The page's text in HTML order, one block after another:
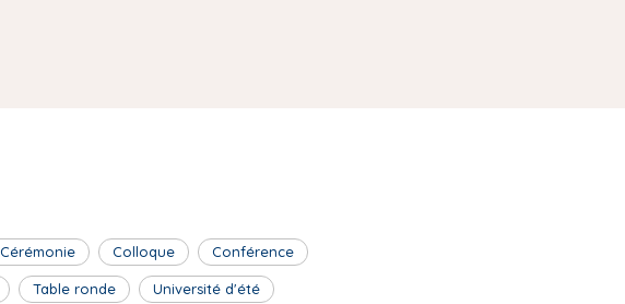
Cérémonie Colloque Conférence
Table ronde Université d'été